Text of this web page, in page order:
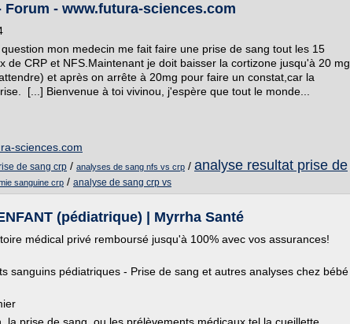
Forum - www.futura-sciences.com
mon medecin me fait faire une prise de sang tout les 15
de CRP et NFS.Maintenant je doit baisser la cortizone jusqu'à 20 mg
et après on arrête à 20mg pour faire un constat,car la
[...] Bienvenue à toi vivinou, j'espère que tout le monde...
sciences.com
de sang crp / analyses de sang nfs vs crp / analyse resultat prise de
sanguine crp / analyse de sang crp vs
(pédiatrique) | Myrrha Santé
médical privé remboursé jusqu'à 100% avec vos assurances!
sanguins pédiatriques - Prise de sang et autres analyses chez bébé